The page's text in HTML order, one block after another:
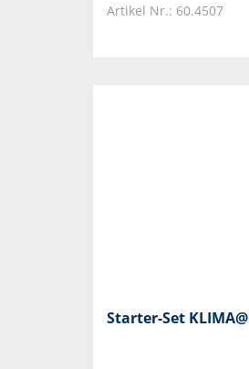
Artikel Nr.: 60.4507
Starter-Set